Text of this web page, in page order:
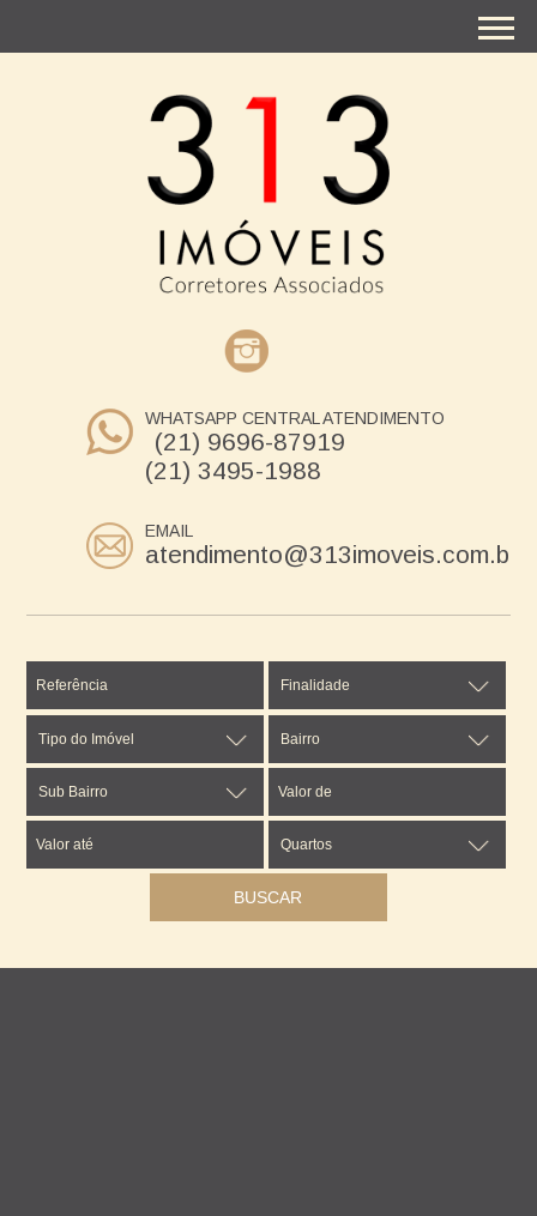
WHATSAPP CENTRAL ATENDIMENTO
(21) 9696-87919
(21) 3495-1988
EMAIL
atendimento@313imoveis.com.br